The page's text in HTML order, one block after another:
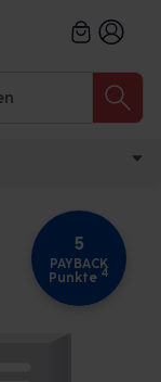
5
PAYBACK
Punkte 4